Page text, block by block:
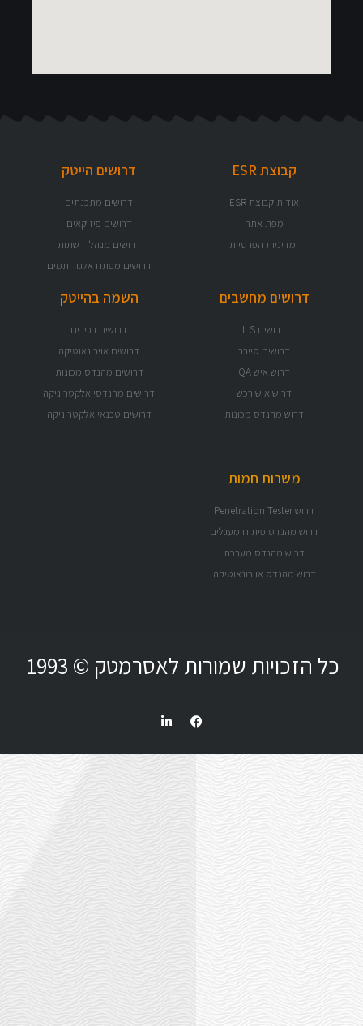
דרושים הייטק
דרושים מתכנתים
דרושים פיזיקאים
דרושים מנהלי רשתות
השמה בהייטק
דרושים בכירים
דרושים אוירונאוטיקה
דרושים מהנדס מכונות
דרושים מהנדסי אלקטרוניקה
דרושים טכנאי אלקטרוניקה
לאסרמטק © 1993